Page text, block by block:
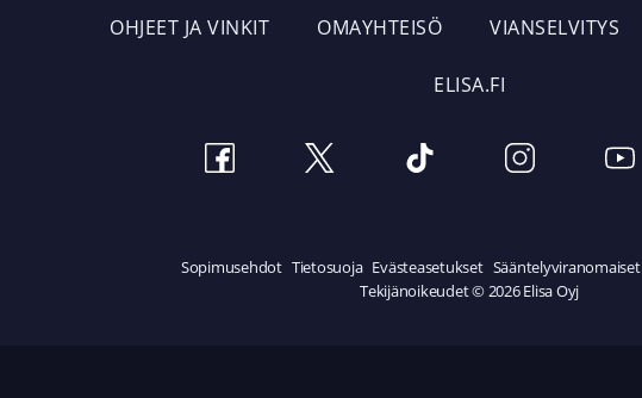
OHJEET JA VINKIT OMAYHTEISÖ VIANSELVITYS
ELISA.FI
Sopimusehdot Tietosuoja Evästeasetukset Sääntelyviranomaiset
Tekijänoikeudet © 2026 Elisa Oyj